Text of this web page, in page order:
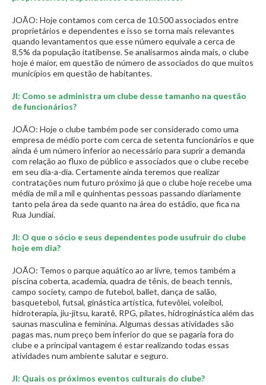
JOÃO: Hoje contamos com cerca de 10.500 associados entre
proprietários e dependentes e isso se torna mais relevantes
quando levantamentos que esse número equivale a cerca de
8,5% da população itatibense. Se analisarmos ainda mais, o clube
hoje é maior, em questão de número de associados do que muitos
municípios em questão de habitantes.
JI: Como se administra um clube desse tamanho na questão
de funcionários?
JOÃO: Hoje o clube também pode ser considerado como uma
empresa de médio porte com cerca de setenta funcionários e que
ainda é um número inferior ao necessário para suprir a demanda
com relação ao fluxo de público e associados que o clube recebe
em seu dia-a-dia. Certamente ainda teremos que realizar
contratações num futuro próximo já que o clube hoje recebe uma
média de mil a mil e quinhentas pessoas passando diariamente
tanto pela área da sede quanto na área do estádio, que fica na
Rua Jundiaí.
JI: O que o sócio e seus dependentes pode usufruir do clube
hoje em dia?
JOÃO: Temos o parque aquático ao ar livre, temos também a
piscina coberta, academia, quadra de tênis, de beach tennis,
campo society, campo de futebol, ballet, dança de salão,
basquetebol, futsal, ginástica artística, futevôlei, voleibol,
hidroterapia, jiu-jítsu, karatê, RPG, pilates, hidroginástica além das
saunas masculina e feminina. Algumas dessas atividades são
pagas mas, num preço bem inferior do que se pagaria fora do
clube e a principal vantagem é estar realizando todas essas
atividades num ambiente salutar e seguro.
JI: Quais os próximos eventos culturais do clube?